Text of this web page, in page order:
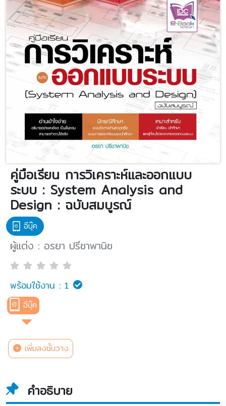
คู่มือเรียน การวิเคราะห์และออกแบบ
ระบบ : System Analysis and
Design : ฉบับสมบูรณ์
อีบุ๊ค
ผู้แต่ง : อรยา ปรีชาพานิช
พร้อมใช้งาน : 1
อีบุ๊ค
เพิ่มลงชั้นวาง
คำอธิบาย